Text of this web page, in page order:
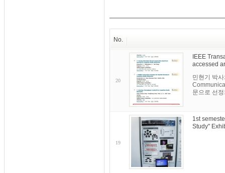
No.
20
IEEE
accessed
민현기 박
문으로 선
19
1st
Study"